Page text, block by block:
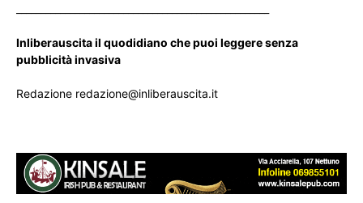
Inliberauscita il quodidiano che puoi leggere senza
pubblicità invasiva
Redazione redazione@inliberauscita.it